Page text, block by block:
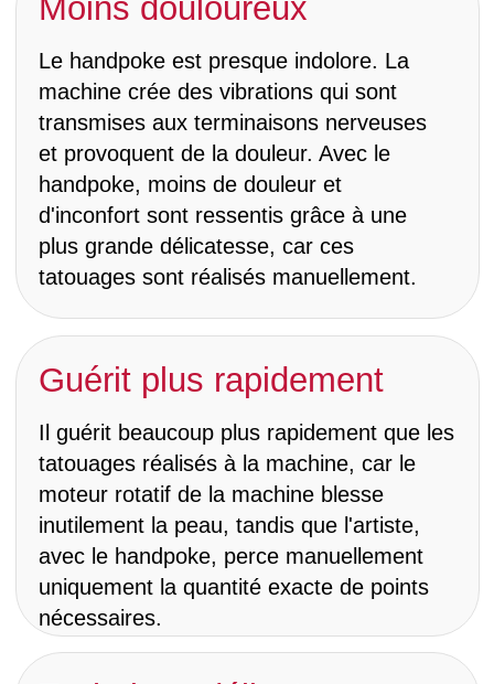
apparence du tatouage pendant de
nombreuses années.
les premiers mois suivant la séance de
tatouage initiale.
Comment prendre
rendez-vous?